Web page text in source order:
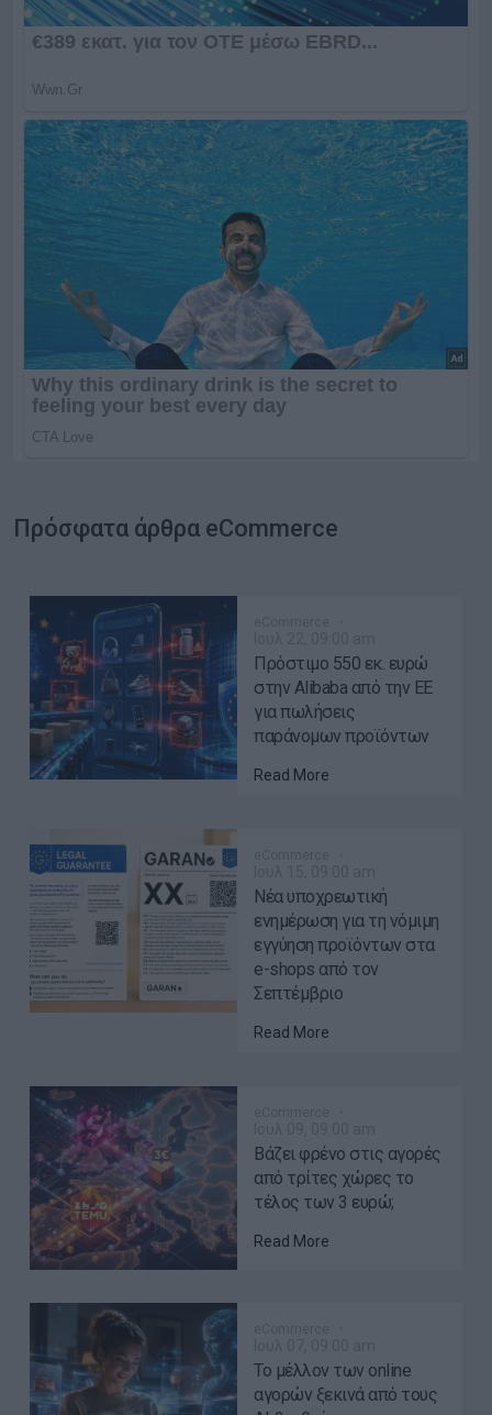
Πρόσφατα άρθρα eCommerce
Πρόστιμο 550 εκ. ευρώ
στην Alibaba από την ΕΕ
για πωλήσεις
παράνομων προϊόντων
Read More
Νέα υποχρεωτική
ενημέρωση για τη νόμιμη
εγγύηση προϊόντων στα
e-shops από τον
Σεπτέμβριο
Read More
Βάζει φρένο στις αγορές
από τρίτες χώρες το
τέλος των 3 ευρώ;
Read More
Το μέλλον των online
αγορών ξεκινά από τους